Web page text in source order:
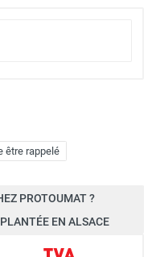
être rappelé
PROTOUMAT ?
EN ALSACE